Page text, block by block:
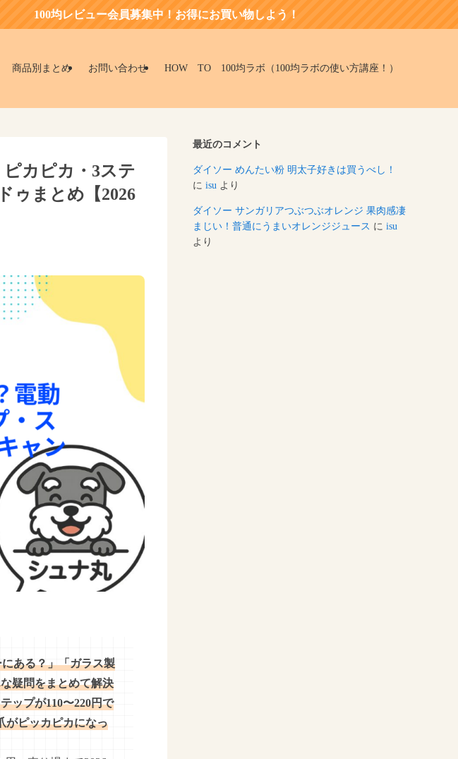
ビュー会員募集中！お得にお買い物しよう！
商品別まとめ お問い合わせ HOW TO 100均ラボ（100均ラボの使い方講座！）
カピカ・3ステ
ゥまとめ【2026
ある？」「ガラス製
疑問をまとめて解決
ップが110〜220円で
がピッカピカになっ
最近のコメント
ダイソー めんたい粉 明太子好きは買うべし！
に isu より
ダイソー サンガリアつぶつぶオレンジ 果肉感凄
まじい！普通にうまいオレンジジュース に isu
より